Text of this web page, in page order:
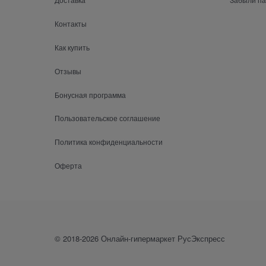
Контакты
Как купить
Отзывы
Бонусная программа
Пользовательское соглашение
Политика конфиденциальности
Оферта
© 2018-2026 Онлайн-гипермаркет РусЭкспресс